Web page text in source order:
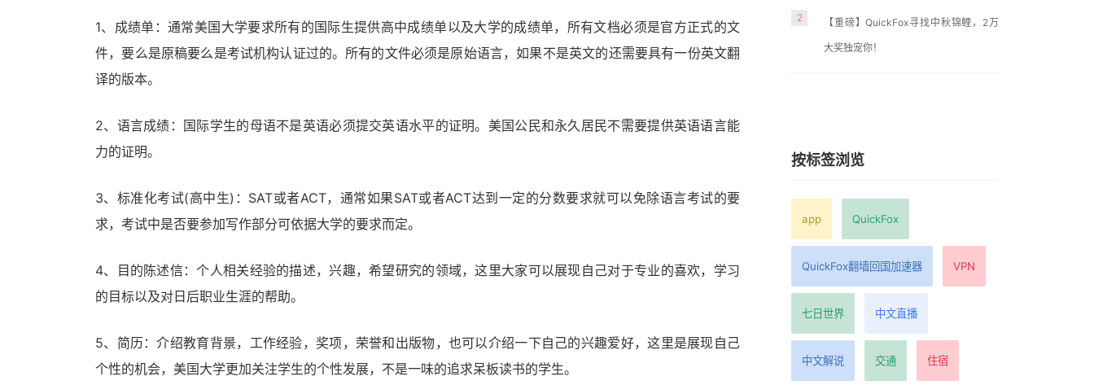
1、成绩单：通常美国大学要求所有的国际生提供高中成绩单以及大学的成绩单，所有文档必须是官方正式的文
件，要么是原稿要么是考试机构认证过的。所有的文件必须是原始语言，如果不是英文的还需要具有一份英文翻
译的版本。
2、语言成绩：国际学生的母语不是英语必须提交英语水平的证明。美国公民和永久居民不需要提供英语语言能
力的证明。
3、标准化考试(高中生)：SAT或者ACT，通常如果SAT或者ACT达到一定的分数要求就可以免除语言考试的要
求，考试中是否要参加写作部分可依据大学的要求而定。
4、目的陈述信：个人相关经验的描述，兴趣，希望研究的领域，这里大家可以展现自己对于专业的喜欢，学习
的目标以及对日后职业生涯的帮助。
5、简历：介绍教育背景，工作经验，奖项，荣誉和出版物，也可以介绍一下自己的兴趣爱好，这里是展现自己
个性的机会，美国大学更加关注学生的个性发展，不是一味的追求呆板读书的学生。
2 【重磅】QuickFox寻找中秋锦鲤，2万
大奖独宠你！
按标签浏览
app QuickFox
QuickFox翻墙回国加速器 VPN
七日世界 中文直播
中文解说 交通 住宿